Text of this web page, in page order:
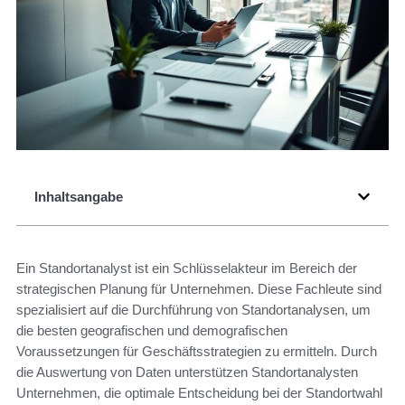
Inhaltsangabe
Ein Standortanalyst ist ein Schlüsselakteur im Bereich der
strategischen Planung für Unternehmen. Diese Fachleute sind
spezialisiert auf die Durchführung von Standortanalysen, um
die besten geografischen und demografischen
Voraussetzungen für Geschäftsstrategien zu ermitteln. Durch
die Auswertung von Daten unterstützen Standortanalysten
Unternehmen, die optimale Entscheidung bei der Standortwahl